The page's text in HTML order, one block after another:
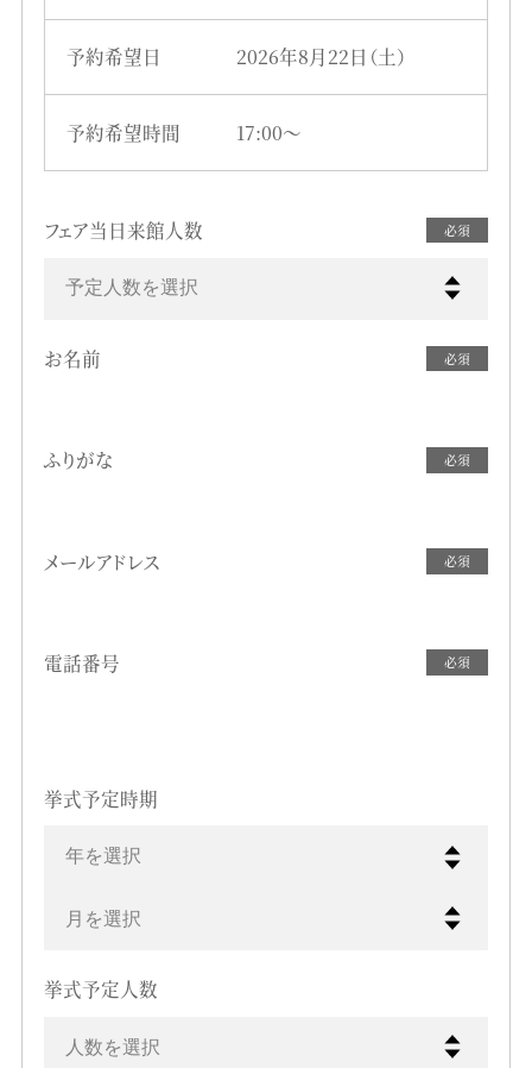
予約希望日 2026年8月22日（土）
予約希望時間 17:00〜
フェア当日来館人数 必須
予定人数を選択
お名前 必須
ふりがな 必須
メールアドレス 必須
電話番号 必須
挙式予定時期
年を選択
月を選択
挙式予定人数
人数を選択